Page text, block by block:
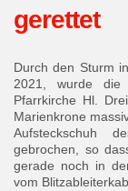
gerettet
Durch den Sturm
2021, wurde die
Pfarrkirche Hl.
Marienkrone
Aufsteckschuh
gebrochen, so
gerade noch in
vom